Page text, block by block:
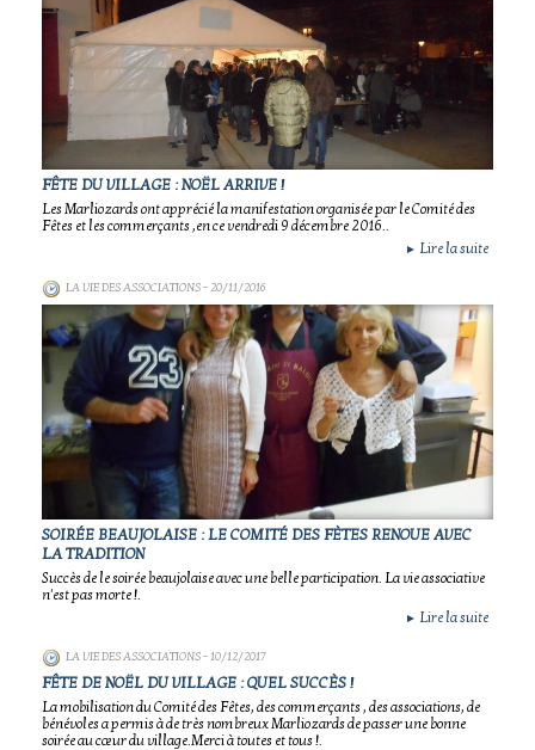
FÊTE DU VILLAGE : NOËL ARRIVE !
Les Marliozards ont apprécié la manifestation organisée par le Comité des
Fêtes et les commerçants ,en ce vendredi 9 décembre 2016..
► Lire la suite
LA VIE DES ASSOCIATIONS- 20/11/2016
SOIRÉE BEAUJOLAISE : LE COMITÉ DES FÈTES RENOUE AVEC
LA TRADITION
Succès de le soirée beaujolaise avec une belle participation. La vie associative
n'est pas morte !.
► Lire la suite
LA VIE DES ASSOCIATIONS- 10/12/2017
FÊTE DE NOËL DU VILLAGE : QUEL SUCCÈS !
La mobilisation du Comité des Fêtes, des commerçants , des associations, de
bénévoles a permis à de très nombreux Marliozards de passer une bonne
soirée au cœur du village.Merci à toutes et tous !.